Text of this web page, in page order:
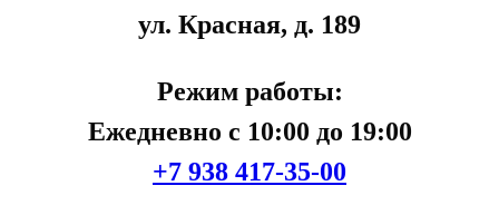
ул. Красная, д. 189
Режим работы:
Ежедневно с 10:00 до 19:00
+7 938 417-35-00